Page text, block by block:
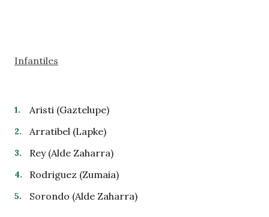
Infantiles
Aristi (Gaztelupe)
Arratibel (Lapke)
Rey (Alde Zaharra)
Rodriguez (Zumaia)
Sorondo (Alde Zaharra)